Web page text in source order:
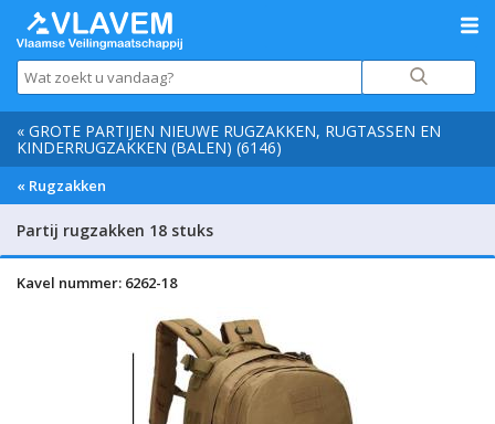
« GROTE PARTIJEN NIEUWE RUGZAKKEN, RUGTASSEN EN
KINDERRUGZAKKEN (BALEN) (6146)
« Rugzakken
Partij rugzakken 18 stuks
Kavel nummer: 6262-18